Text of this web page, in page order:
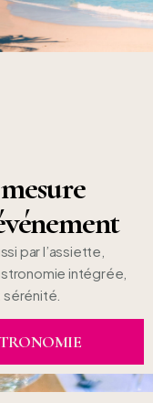
par l’assiette,
intégrée,